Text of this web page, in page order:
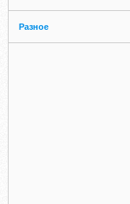
Разное